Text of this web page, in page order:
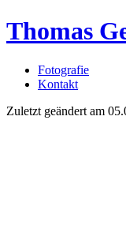
Thomas
Fotografie
Kontakt
Zuletzt geändert am